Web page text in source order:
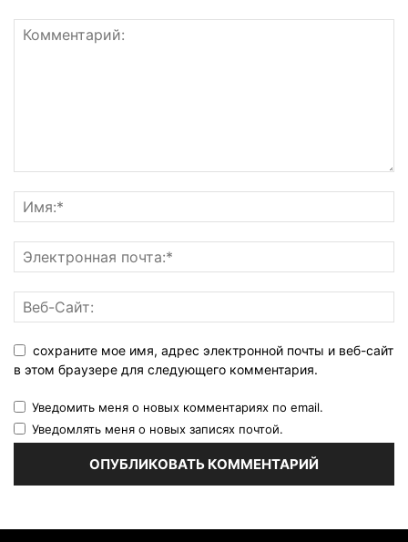
сохраните мое имя, адрес электронной почты и веб-сайт
в этом браузере для следующего комментария.
Уведомить меня о новых комментариях по email.
Уведомлять меня о новых записях почтой.